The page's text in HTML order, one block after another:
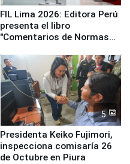
FIL Lima 2026: Editora Perú
presenta el libro
"Comentarios de Normas
Derecho Colectivo"
5
Presidenta Keiko Fujimori,
inspecciona comisaría 26
de Octubre en Piura